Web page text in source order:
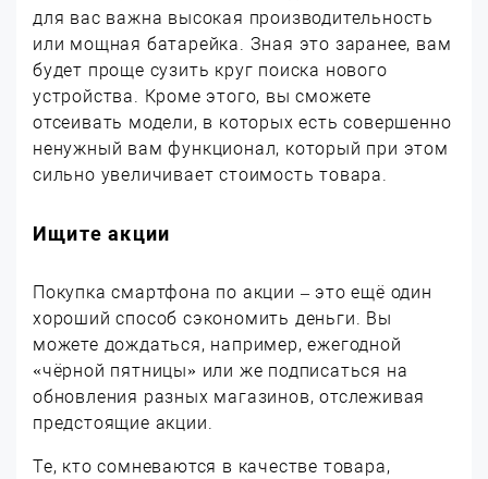
для вас важна высокая производительность
или мощная батарейка. Зная это заранее, вам
будет проще сузить круг поиска нового
устройства. Кроме этого, вы сможете
отсеивать модели, в которых есть совершенно
ненужный вам функционал, который при этом
сильно увеличивает стоимость товара.
Ищите акции
Покупка смартфона по акции – это ещё один
хороший способ сэкономить деньги. Вы
можете дождаться, например, ежегодной
«чёрной пятницы» или же подписаться на
обновления разных магазинов, отслеживая
предстоящие акции.
Те, кто сомневаются в качестве товара,